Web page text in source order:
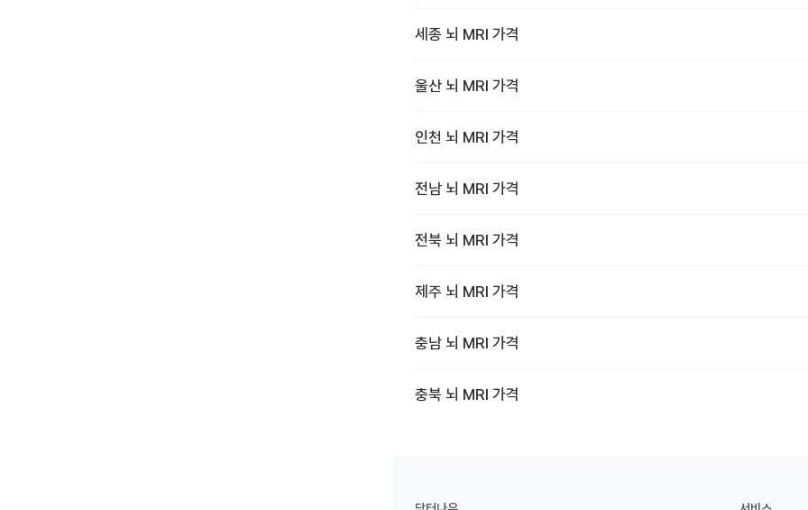
세종 뇌 MRI 가격
울산 뇌 MRI 가격
인천 뇌 MRI 가격
전남 뇌 MRI 가격
전북 뇌 MRI 가격
제주 뇌 MRI 가격
충남 뇌 MRI 가격
충북 뇌 MRI 가격